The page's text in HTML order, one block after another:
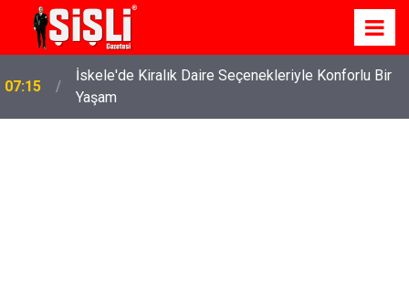
07:15
İskele'de Kiralık Daire Seçenekleriyle Konforlu Bir
Yaşam